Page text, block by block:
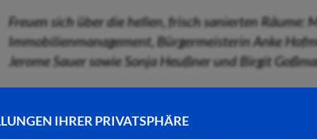
IHRER PRIVATSPHÄRE
Freuen sich über die hellen, frisch sanierten Räume:
Immobilienmanagement, Bürgermeisterin Anke
Jerome Sauer sowie Sonja Heußner und Birgit
Ein wichtiges Kernstück der städtischen